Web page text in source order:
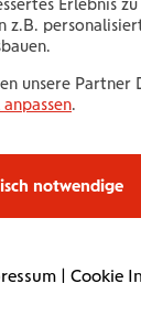
z.B.
unsere Partner
.
notwendige
| Cookie